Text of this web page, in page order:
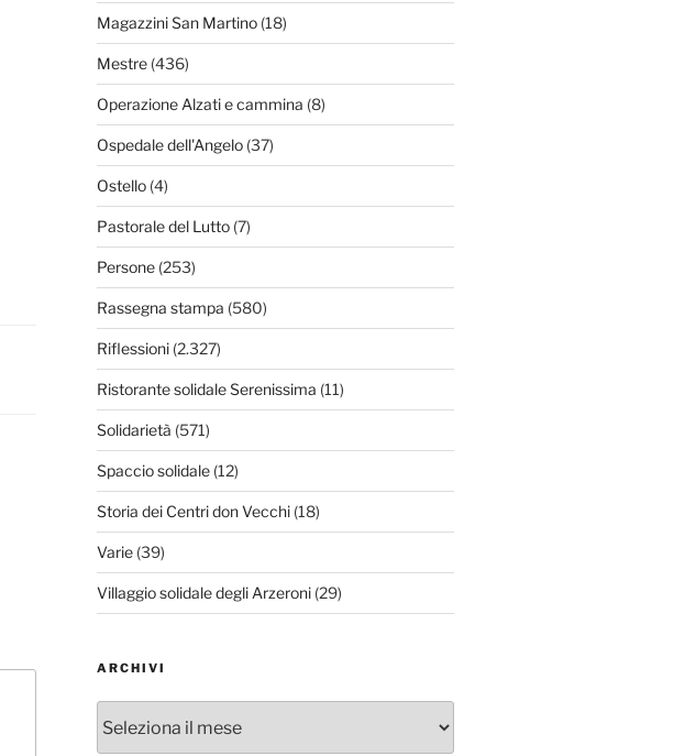
Magazzini San Martino(18)
Mestre(436)
Operazione Alzati e cammina (8)
Ospedale dell'Angelo(37)
Ostello(4)
Pastorale del Lutto(7)
Persone(253)
Rassegna stampa (580)
Riflessioni(2.327)
Ristorante solidale Serenissima (11)
Solidarietà (571)
Spaccio solidale(12)
Storia dei Centri don Vecchi(18)
Varie(39)
Villaggio solidale degli Arzeroni(29)
ARCHIVI